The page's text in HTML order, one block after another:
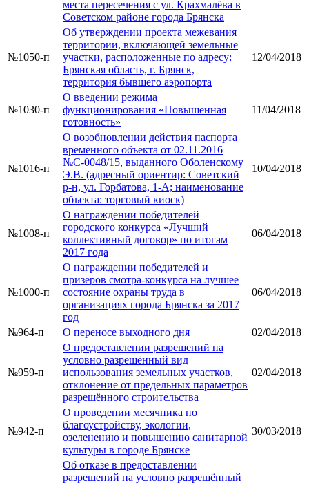
места пересечения с ул. Крахмалёва в
Советском районе города Брянска
№1050-п
Об утверждении проекта межевания
территории, включающей земельные
участки, расположенные по адресу:
Брянская область, г. Брянск,
территория бывшего аэропорта
12/04/2018
№1030-п
О введении режима
функционирования «Повышенная
готовность»
11/04/2018
№1016-п
О возобновлении действия паспорта
временного объекта от 02.11.2016
№С-0048/15, выданного Оболенскому
Э.В. (адресный ориентир: Советский
р-н, ул. Горбатова, 1-А; наименование
объекта: торговый киоск)
10/04/2018
№1008-п
О награждении победителей
городского конкурса «Лучший
коллективный договор» по итогам
2017 года
06/04/2018
№1000-п
О награждении победителей и
призеров смотра-конкурса на лучшее
состояние охраны труда в
организациях города Брянска за 2017
год
06/04/2018
№964-п О переносе выходного дня 02/04/2018
№959-п
О предоставлении разрешений на
условно разрешённый вид
использования земельных участков,
отклонение от предельных параметров
разрешённого строительства
02/04/2018
№942-п
О проведении месячника по
благоустройству, экологии,
озеленению и повышению санитарной
культуры в городе Брянске
30/03/2018
Об отказе в предоставлении
разрешений на условно разрешённый